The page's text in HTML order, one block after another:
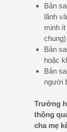
Bản
lãnh
minh
chung)
Bản
hoặc
Bản
người
Trường
thông
cha mẹ